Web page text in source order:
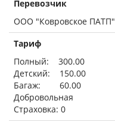
Перевозчик
ООО "Ковровское ПАТП"
Тариф
Полный: 300.00
Детский: 150.00
Багаж: 60.00
Добровольная
Страховка: 0